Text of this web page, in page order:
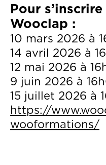
Pour
Wooclap :
10 mars 2026 à
14 avril 2026 à
12 mai 2026 à
9 juin 2026 à
15 juillet 2026 à
https://
wooformations/